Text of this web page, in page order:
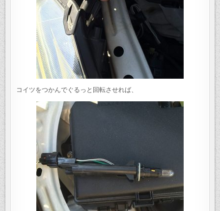
コイツをつかんでぐるっと回転させれば、